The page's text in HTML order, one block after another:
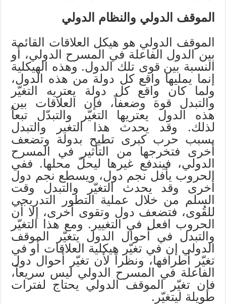
الموقف الدولي والنظام الدولي
الموقف الدولي هو هيكل العلاقات القائمة
بين الدول الفاعلة في المسرح الدولي، أو
النسبة بين قوى تلك الدول. وهذه الهيكلية
إنما يمليها واقع كل دولة من هذه الدول،
ولما كان واقع كل دولة يعتريه التغيّر
والتبدل قوة وضعفاً، فإن العلاقات بين
هذه الدول يعتريها التغيّر والتبدّل تبعاً
لذلك. وقد يحدث هذا التغير والتبدل
بسبب حرب كبرى تطيح بدولة وتضعف
أخرى فتخرجها من التأثير في المسرح
الدولي، فيندفع غيرها ليحلّ محلها. ففي
الحروب يأفل نجم دول، ويسطع نجم دول
أخرى وقد يحدث التغيّر والتبدل وقت
السلم من خلال عملية التطور التدريجي
للقُوى، فتضعف دول وتقوى أخرى، إلا أن
الحروب افعل في التغيير. ومع هذا التغيّر
والتبدل في أحوال الدول يتغيّر الموقف
الدولي إن في تغيّر هيكلية العلاقات أو في
تغيّر أطرافها، ونظراً لأن تغيّر أحوال دول
الفاعلة في المسرح الدولي ليس سريعاً،
فإن تغيّر الموقف الدولي يحتاج لفترات
طويلة ليتغيّر.